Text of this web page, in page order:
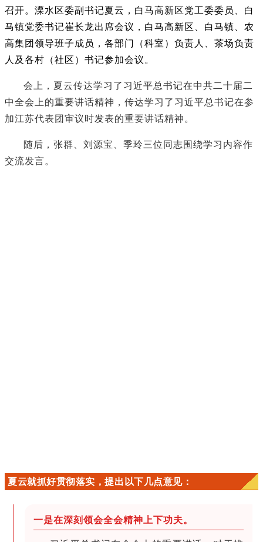
召开。溧水区委副书记夏云，白马高新区党工委委员、白
马镇党委书记崔长龙出席会议，白马高新区、白马镇、农
高集团领导班子成员，各部门（科室）负责人、茶场负责
人及各村（社区）书记参加会议。
会上，夏云传达学习了习近平总书记在中共二十届二
中全会上的重要讲话精神，传达学习了习近平总书记在参
加江苏代表团审议时发表的重要讲话精神。
随后，张群、刘源宝、季玲三位同志围绕学习内容作
交流发言。
夏云就抓好贯彻落实，提出以下几点意见：
一是在深刻领会全会精神上下功夫。